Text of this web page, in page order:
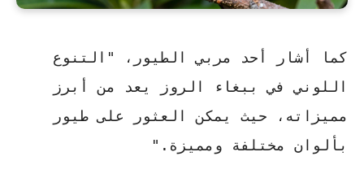
كما أشار أحد مربي الطيور، "التنوع
اللوني في ببغاء الروز يعد من أبرز
مميزاته، حيث يمكن العثور على طيور
بألوان مختلفة ومميزة."